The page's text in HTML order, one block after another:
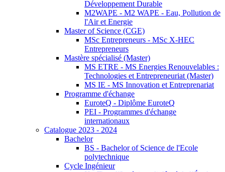
Développement Durable
M2WAPE - M2 WAPE - Eau, Pollution de
l'Air et Energie
Master of Science (CGE)
MSc Entrepreneurs - MSc X-HEC
Entrepreneurs
Mastère spécialisé (Master)
MS ETRE - MS Energies Renouvelables :
Technologies et Entrepreneuriat (Master)
MS IE - MS Innovation et Entreprenariat
Programme d'échange
EuroteQ - Diplôme EuroteQ
PEI - Programmes d'échange
internationaux
Catalogue 2023 - 2024
Bachelor
BS - Bachelor of Science de l'Ecole
polytechnique
Cycle Ingénieur